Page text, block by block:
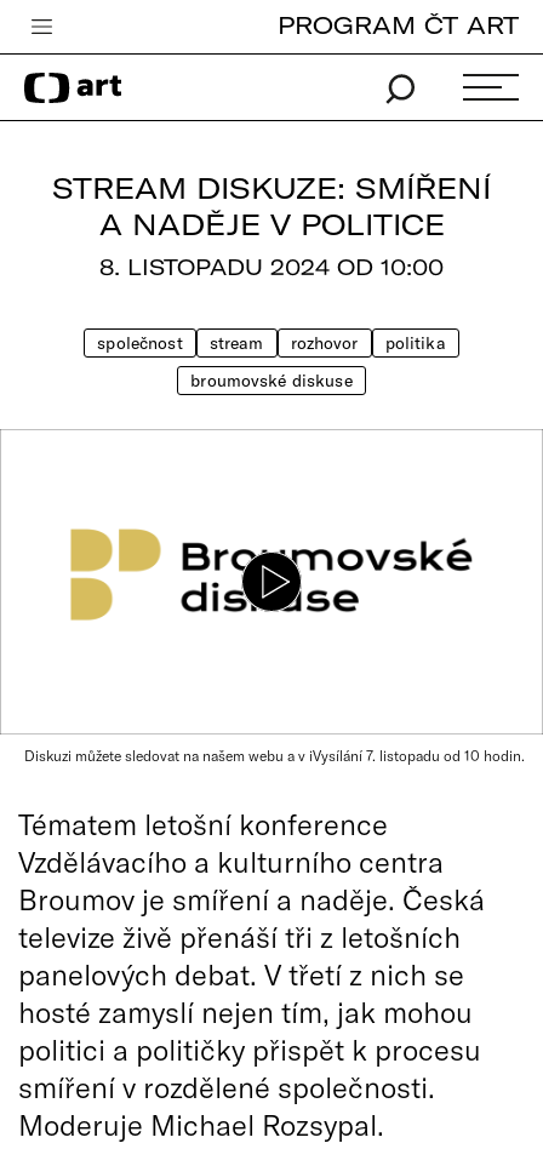
Česká televize
Zpravodajství
TV program
PROGRAM ČT ART
STREAM DISKUZE: SMÍŘENÍ
A NADĚJE V POLITICE
8. LISTOPADU 2024 OD 10:00
společnost stream rozhovor
politika
broumovské diskuse
Diskuzi můžete sledovat na našem webu a v iVysílání 7. listopadu od 10 hodin.
Tématem letošní konference
Vzdělávacího a kulturního centra
Broumov je smíření a naděje. Česká
televize živě přenáší tři z letošních
panelových debat. V třetí z nich se
hosté zamyslí nejen tím, jak mohou
politici a političky přispět k procesu
smíření v rozdělené společnosti.
Moderuje Michael Rozsypal.